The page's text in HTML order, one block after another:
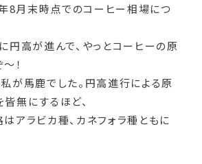
8月末時点でのコーヒー相場につ
円高が進んで、やっとコーヒーの原
！
が馬鹿でした。円高進行による原
無にするほど、
アラビカ種、カネフォラ種ともに